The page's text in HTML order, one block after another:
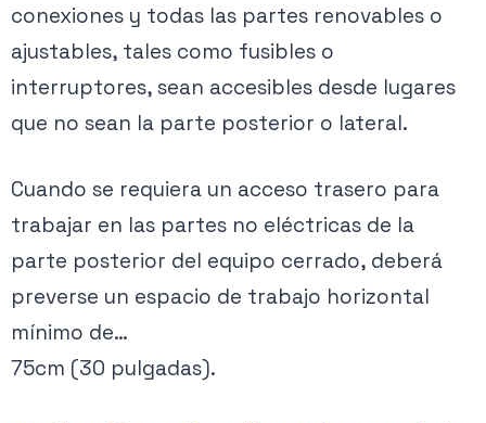
conexiones y todas las partes renovables o
ajustables, tales como fusibles o
interruptores, sean accesibles desde lugares
que no sean la parte posterior o lateral.
Cuando se requiera un acceso trasero para
trabajar en las partes no eléctricas de la
parte posterior del equipo cerrado, deberá
preverse un espacio de trabajo horizontal
mínimo de…
75cm (30 pulgadas).